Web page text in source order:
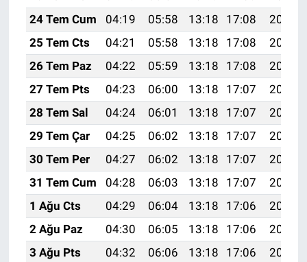
24 Tem Cum
04:19 05:58 13:18 17:08
20:29
25 Tem Cts
04:21 05:58 13:18 17:08
20:28
26 Tem Paz
04:22 05:59 13:18 17:08
20:27
27 Tem Pts
04:23 06:00 13:18 17:07
20:26
28 Tem Sal
04:24 06:01 13:18 17:07
20:25
29 Tem Çar
04:25 06:02 13:18 17:07
20:25
30 Tem Per
04:27 06:02 13:18 17:07
20:24
31 Tem Cum
04:28 06:03 13:18 17:07
20:23
1 Ağu Cts
04:29 06:04 13:18 17:06
20:22
2 Ağu Paz
04:30 06:05 13:18 17:06
20:21
3 Ağu Pts
04:32 06:06 13:18 17:06
20:20